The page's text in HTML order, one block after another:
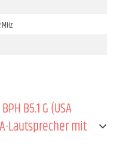
MHz
B5.1 G (USA
Lautsprecher mit